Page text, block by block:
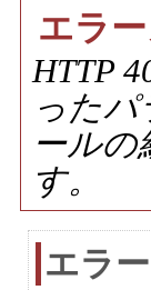
エラ
HTTP
った
ール
す。
エラ